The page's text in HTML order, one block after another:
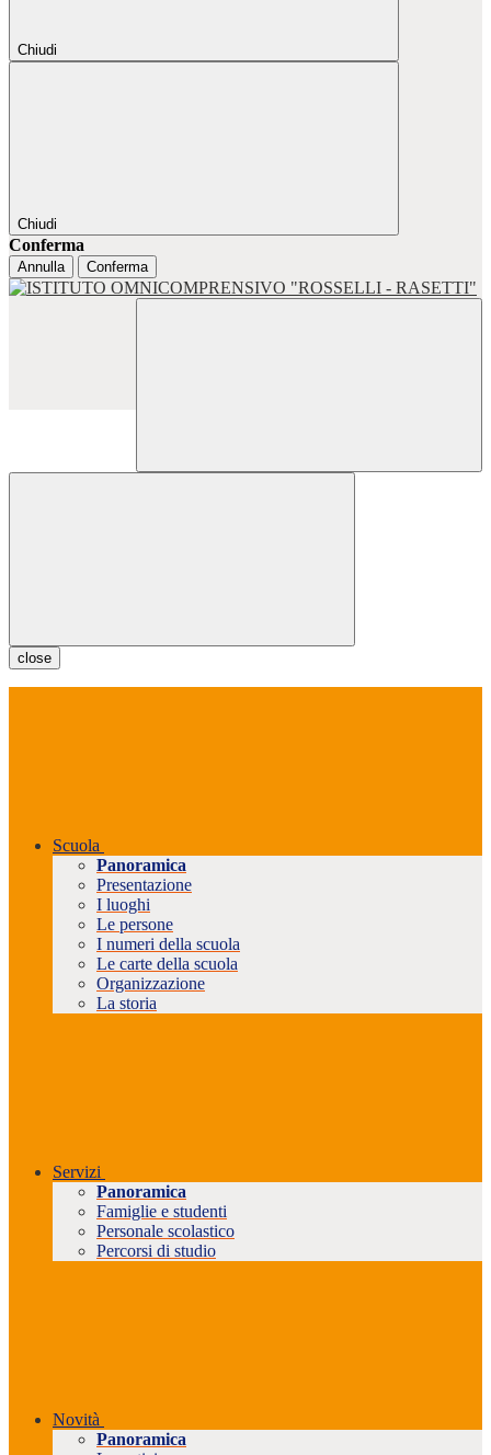
Chiudi
Chiudi
Conferma
Annulla Conferma
close
Scuola
Panoramica
Presentazione
I luoghi
Le persone
I numeri della scuola
Le carte della scuola
Organizzazione
La storia
Servizi
Panoramica
Famiglie e studenti
Personale scolastico
Percorsi di studio
Novità
Panoramica